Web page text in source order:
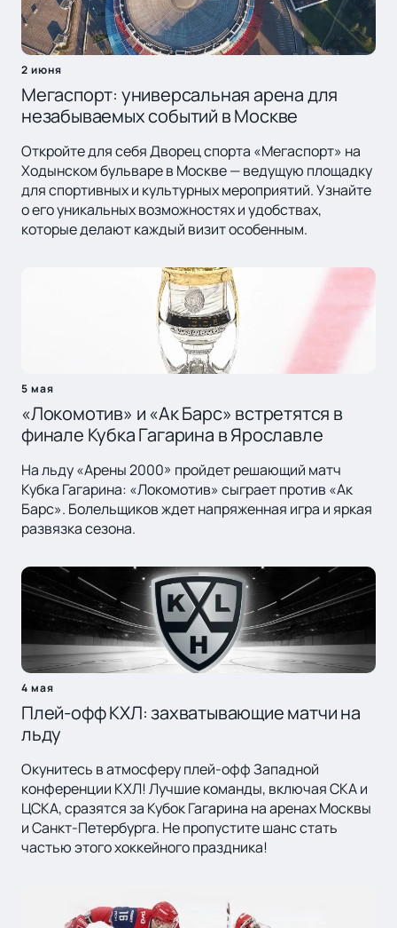
2 июня
Мегаспорт: универсальная арена для
незабываемых событий в Москве
Откройте для себя Дворец спорта «Мегаспорт» на
Ходынском бульваре в Москве — ведущую площадку
для спортивных и культурных мероприятий. Узнайте
о его уникальных возможностях и удобствах,
которые делают каждый визит особенным.
5 мая
«Локомотив» и «Ак Барс» встретятся в
финале Кубка Гагарина в Ярославле
На льду «Арены 2000» пройдет решающий матч
Кубка Гагарина: «Локомотив» сыграет против «Ак
Барс». Болельщиков ждет напряженная игра и яркая
развязка сезона.
4 мая
Плей-офф КХЛ: захватывающие матчи на
льду
Окунитесь в атмосферу плей-офф Западной
конференции КХЛ! Лучшие команды, включая СКА и
ЦСКА, сразятся за Кубок Гагарина на аренах Москвы
и Санкт-Петербурга. Не пропустите шанс стать
частью этого хоккейного праздника!